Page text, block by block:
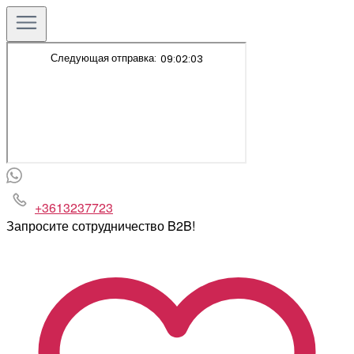
+3613237723
Запросите сотрудничество B2B!